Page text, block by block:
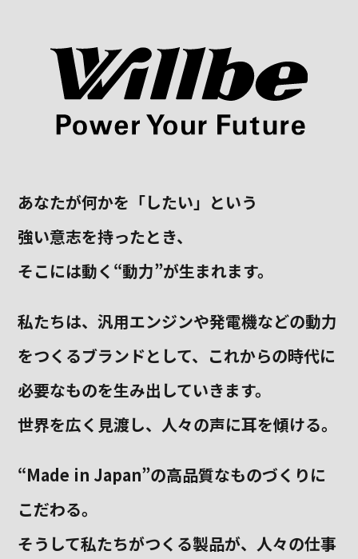
あなたが何かを「したい」という
強い意志を持ったとき、
そこには動く“動力”が生まれます。
私たちは、汎用エンジンや発電機などの動力
をつくるブランドとして、 これからの時代に
必要なものを生み出していきます。
世界を広く見渡し、人々の声に耳を傾ける。
“Made in Japan”の高品質なものづくりに
こだわる。
そうして私たちがつくる製品が、人々の仕事